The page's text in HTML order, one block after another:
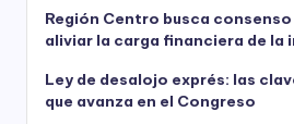
Región Centro busca
aliviar la carga financiera de la
Ley de desalojo exprés: las
que avanza en el Congreso